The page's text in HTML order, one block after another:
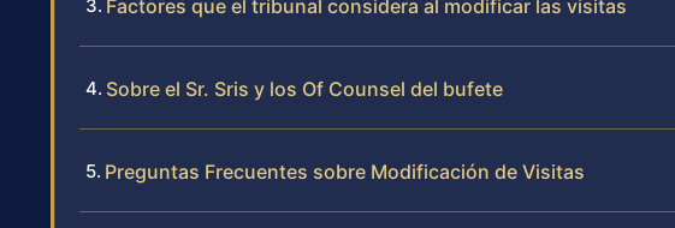
Factores que el tribunal considera al modificar las visitas
Sobre el Sr. Sris y los Of Counsel del bufete
Preguntas Frecuentes sobre Modificación de Visitas